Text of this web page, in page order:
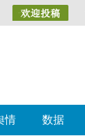
情 数据